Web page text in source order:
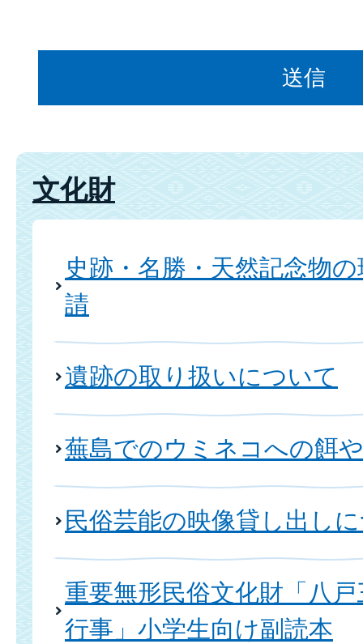
文化財
史跡・名勝・天然記念物
請
遺跡の取り扱いについて
蕪島でのウミネコへの餌
民俗芸能の映像貸し出し
重要無形民俗文化財「八
行事」小学生向け副読本